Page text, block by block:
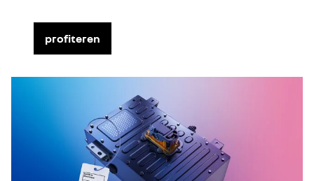
profiteren